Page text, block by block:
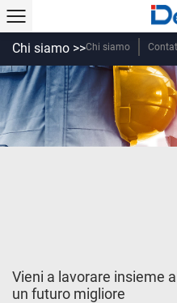
Chi siamo >>Chi siamo
Vieni a lavorare insieme
un futuro migliore